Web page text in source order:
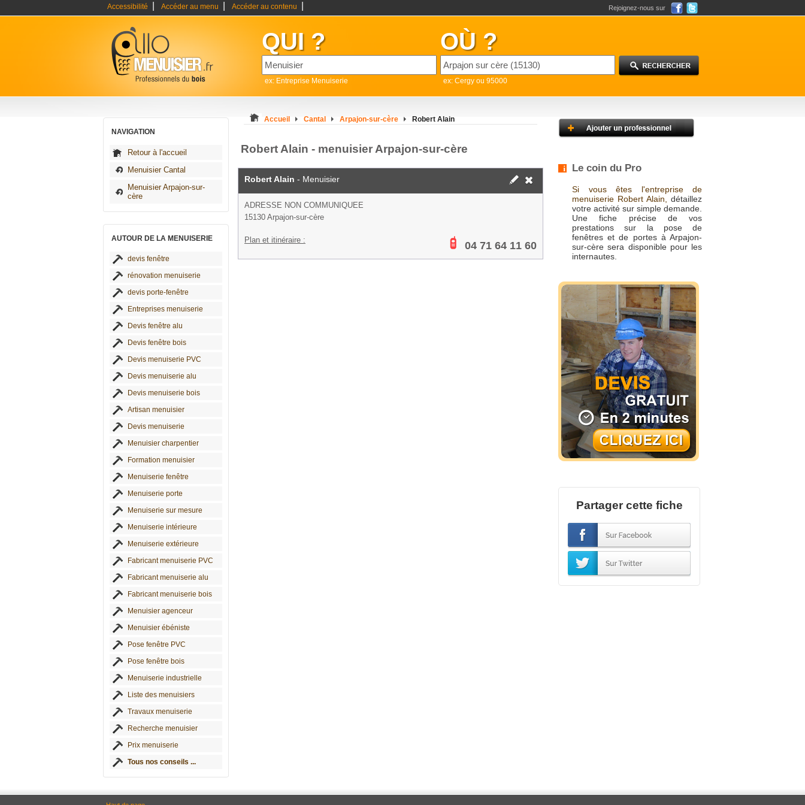
Accessibilité Accéder au menu Accéder au contenu Rejoignez-nous sur
QUI ?
ex: Entreprise Menuiserie
OÙ ?
ex: Cergy ou 95000
NAVIGATION
Retour à l'accueil
Menuisier Cantal
Menuisier Arpajon-sur-
cère
AUTOUR DE LA MENUISERIE
devis fenêtre
rénovation menuiserie
devis porte-fenêtre
Entreprises menuiserie
Devis fenêtre alu
Devis fenêtre bois
Devis menuiserie PVC
Devis menuiserie alu
Devis menuiserie bois
Artisan menuisier
Devis menuiserie
Menuisier charpentier
Formation menuisier
Menuiserie fenêtre
Menuiserie porte
Menuiserie sur mesure
Menuiserie intérieure
Menuiserie extérieure
Fabricant menuiserie PVC
Fabricant menuiserie alu
Fabricant menuiserie bois
Menuisier agenceur
Menuisier ébéniste
Pose fenêtre PVC
Pose fenêtre bois
Menuiserie industrielle
Liste des menuisiers
Travaux menuiserie
Recherche menuisier
Prix menuiserie
Tous nos conseils ...
Accueil Cantal Arpajon-sur-cère Robert Alain
Robert Alain - menuisier Arpajon-sur-cère
Robert Alain - Menuisier
ADRESSE NON COMMUNIQUEE
15130 Arpajon-sur-cère
Plan et itinéraire : 04 71 64 11 60
Le coin du Pro
Si vous êtes l'entreprise de
menuiserie Robert Alain,
détaillez
votre activité sur simple demande.
Une fiche précise de vos
prestations sur la pose de
fenêtres et de portes à Arpajon-
sur-cère sera disponible pour les
internautes.
Partager cette fiche